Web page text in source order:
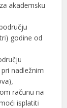
akademsku
godine od
nadležnim
računu na
isplatiti